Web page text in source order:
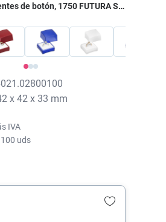
de botón, 1750 FUTURA S
x 42 x 33 mm
IVA
uds